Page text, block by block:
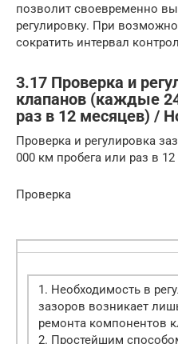
позволит своевременно
регулировку. При
сократить интервал
3.17 Проверка и
клапанов (каждые
раз в 12 месяцев) /
Проверка и регулировка
000 км пробега или раз в
Проверка
1. Необходимость в
зазоров возникает
ремонта компонентов
2. Простейшим